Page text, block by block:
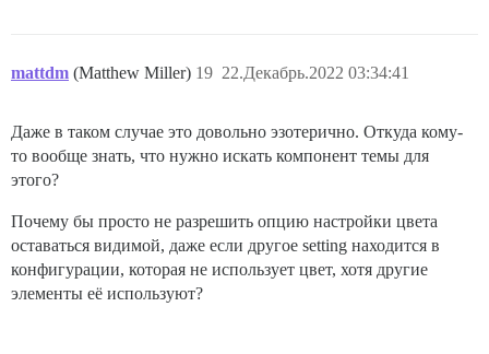
mattdm (Matthew Miller) 22.Декабрь.2022 03:34:41
19
Даже в таком случае это довольно эзотерично. Откуда кому-
то вообще знать, что нужно искать компонент темы для
этого?
Почему бы просто не разрешить опцию настройки цвета
оставаться видимой, даже если другое setting находится в
конфигурации, которая не использует цвет, хотя другие
элементы её используют?